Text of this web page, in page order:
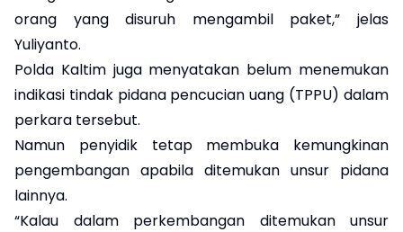
orang yang disuruh mengambil paket,” jelas
Yuliyanto.
Polda Kaltim juga menyatakan belum menemukan
indikasi tindak pidana pencucian uang (TPPU) dalam
perkara tersebut.
Namun penyidik tetap membuka kemungkinan
pengembangan apabila ditemukan unsur pidana
lainnya.
“Kalau dalam perkembangan ditemukan unsur